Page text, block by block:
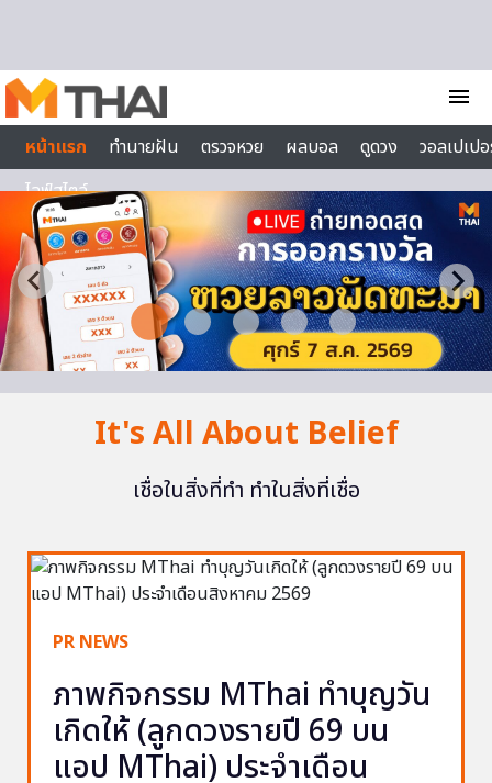
menu
หน้าแรก
ทำนายฝัน ตรวจหวย ผลบอล ดูดวง
วอลเปเป
ไลฟ์สไตล์
It's All About Belief
เชื่อในสิ่งที่ทำ ทำในสิ่งที่เชื่อ
PR NEWS
ภาพกิจกรรม MThai ทำบุญวัน
เกิดให้ (ลูกดวงรายปี 69 บน
แอป MThai) ประจำเดือน